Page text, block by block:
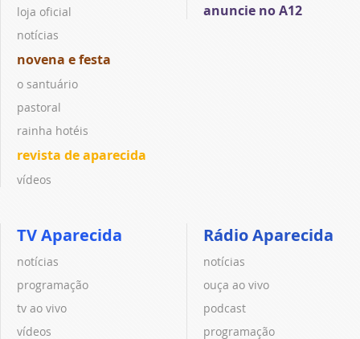
loja oficial
notícias
novena e festa
o santuário
pastoral
rainha hotéis
revista de aparecida
vídeos
anuncie no A12
TV Aparecida
notícias
programação
tv ao vivo
vídeos
Rádio Aparecida
notícias
ouça ao vivo
podcast
programação